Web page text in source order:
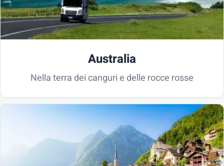
Australia
Nella terra dei canguri e delle rocce rosse